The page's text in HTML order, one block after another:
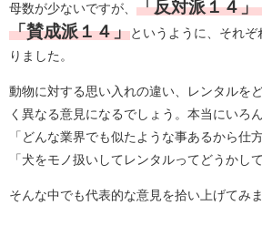
母数が少ないですが、 「反対派１４
「賛成派１４」というように、それ
りました。
動物に対する思い入れの違い、レンタルを
く異なる意見になるでしょう。本当にいろ
「どんな業界でも似たような事あるから仕
「犬をモノ扱いしてレンタルってどうかし
そんな中でも代表的な意見を拾い上げてみま